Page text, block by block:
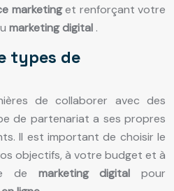
marketinget renforçant votre
marketing digital .
types de
de collaborer avec des
de partenariat a ses propres
Il est important de choisir le
objectifs, à votre budget et à
de marketing digitalpour